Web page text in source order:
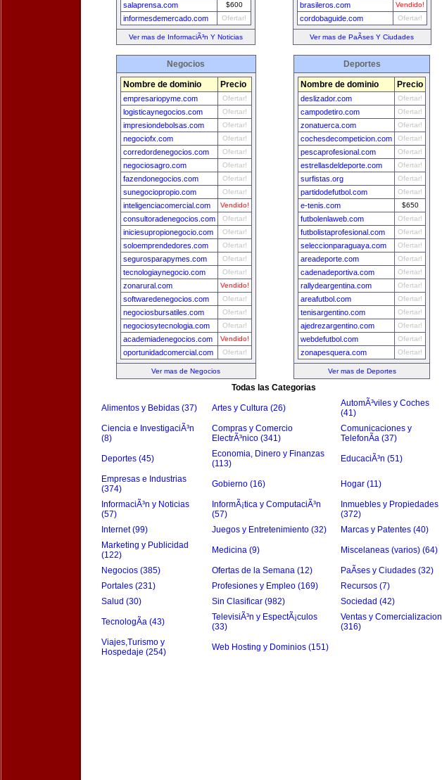
salaprensa.com $600
informesdemercado.com Ofertar!
Ver mas de InformaciÃ³n Y Noticias
brasileros.com Vendido!
cordobaguide.com Ofertar!
Ver mas de PaÃ­ses Y Ciudades
Negocios
Nombre de dominio Precio
empresariopyme.com Ofertar!
logisticaynegocios.com Ofertar!
impresiondebolsas.com Ofertar!
negociofx.com Ofertar!
corredordenegocios.com Ofertar!
negociosagro.com Ofertar!
fazendonegocios.com Ofertar!
sunegociopropio.com Ofertar!
inteligenciacomercial.com Vendido!
consultoradenegocios.com Ofertar!
iniciesupropionegocio.com Ofertar!
soloemprendedores.com Ofertar!
segurosparapymes.com Ofertar!
tecnologiaynegocio.com Ofertar!
zonarural.com Vendido!
softwaredenegocios.com Ofertar!
negociosbursatiles.com Ofertar!
negociosytecnologia.com Ofertar!
academiadenegocios.com Vendido!
oportunidadcomercial.com Ofertar!
Ver mas de Negocios
Deportes
Nombre de dominio Precio
deslizador.com Ofertar!
campodetiro.com Ofertar!
zonatuerca.com Ofertar!
cochesdecompeticion.com Ofertar!
pescaprofesional.com Ofertar!
estrellasdeldeporte.com Ofertar!
surfistas.org Ofertar!
partidodefutbol.com Ofertar!
e-tenis.com $650
futbolenlaweb.com Ofertar!
futbolistaprofesional.com Ofertar!
seleccionparaguaya.com Ofertar!
areadeporte.com Ofertar!
cadenadeportiva.com Ofertar!
rallydeargentina.com Ofertar!
areafutbol.com Ofertar!
tenisargentino.com Ofertar!
ajedrezargentino.com Ofertar!
webdefutbol.com Ofertar!
zonapesquera.com Ofertar!
Ver mas de Deportes
Todas las Categorias
Alimentos y Bebidas (37) Artes y Cultura (26)
AutomÃ³viles y Coches
(41)
Ciencia e InvestigaciÃ³n
(8)
Compras y Comercio
ElectrÃ³nico (341)
Comunicaciones y
TelefonÃ­a (37)
Deportes (45)
Economia, Dinero y Finanzas
(113)
EducaciÃ³n (51)
Empresas e Industrias
(374)
Gobierno (16) Hogar (11)
InformaciÃ³n y Noticias
(57)
InformÃ¡tica y ComputaciÃ³n
(57)
Inmuebles y Propiedades
(372)
Internet (99)
Juegos y Entretenimiento (32)
Marcas y Patentes (40)
Marketing y Publicidad
(122)
Medicina (9) Miscelaneas (varios) (64)
Negocios (385) Ofertas de la Semana (12)
PaÃ­ses y Ciudades (32)
Portales (231)
Profesiones y Empleo (169)
Recursos (7)
Salud (30)
Sin Clasificar (982) Sociedad (42)
TecnologÃ­a (43)
TelevisiÃ³n y EspectÃ¡culos
(33)
Ventas y Comercializacion
(316)
Viajes,Turismo y
Hospedaje (254)
Web Hosting y Dominios (151)